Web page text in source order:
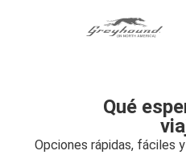
Qué
Opciones rápidas, fáciles